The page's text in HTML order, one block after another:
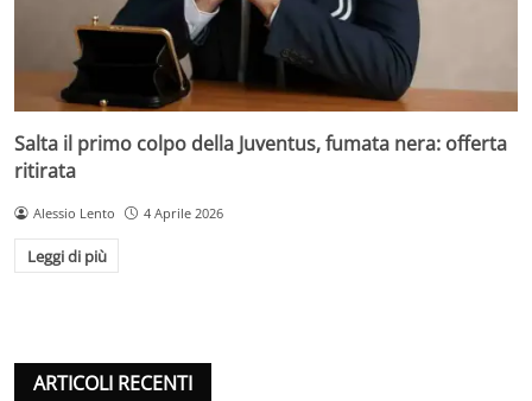
Salta il primo colpo della Juventus, fumata nera: offerta
ritirata
Alessio Lento 4 Aprile 2026
Leggi di più
ARTICOLI RECENTI